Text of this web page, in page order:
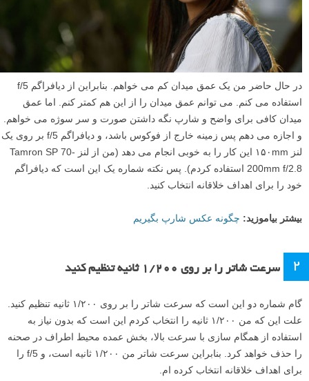
در حال حاضر من یک عمق میدان کم می خواهم. بنابراین از دیافراگم f/5
استفاده می کنم. می توانم عمق میدان را از این هم کمتر کنم. اما عمق
میدان کافی برای واضح و شارپ نگه داشتن صورت و سر سوژه می خواهم.
و اجازه می دهم پس زمینه خارج از فوکوس باشد، و دیافراگم f/5 بر روی یک
لنز ۱۵۰mm این کار را به خوبی انجام می دهد (من از لنز Tamron SP 70-
200mm f/2.8 استفاده کردم). پس نکته شماره یک این است که دیافراگم
خود را برای اهداف خلاقانه انتخاب کنید.
بیشتر بیاموزید: چگونه عکس شارپ بگیریم
۲ سرعت شاتر را بر روی ۱/۲۰۰ ثانیه تنظیم کنید
گام شماره دو این است که سرعت شاتر را بر روی ۱/۲۰۰ ثانیه تنظیم کنید.
علت این که من ۱/۲۰۰ ثانیه را انتخاب کردم این است که بدون نیاز به
استفاده از همگام سازی با سرعت بالا، بخش عمده محیط اطراف در صحنه
را حذف خواهد کرد. بنابراین سرعت شاتر من ۱/۲۰۰ ثانیه است، و f/5 را
برای اهداف خلاقانه انتخاب کرده ام.